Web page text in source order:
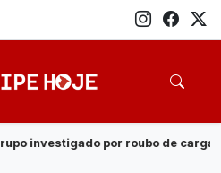
cargas e tráfico de drogas em